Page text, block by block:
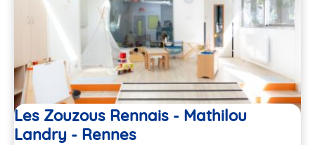
Les Zouzous Rennais - Mathilou
Landry - Rennes